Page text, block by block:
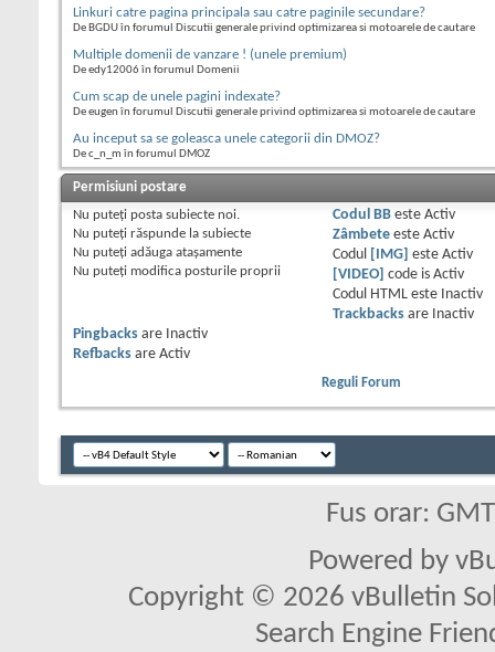
Linkuri catre pagina principala sau catre paginile secundare?
De BGDU în forumul Discutii generale privind optimizarea si motoarele de cautare
Multiple domenii de vanzare ! (unele premium)
De edy12006 în forumul Domenii
Cum scap de unele pagini indexate?
De eugen în forumul Discutii generale privind optimizarea si motoarele de cautare
Au inceput sa se goleasca unele categorii din DMOZ?
De c_n_m în forumul DMOZ
Permisiuni postare
Nu puteţi posta subiecte noi.
Nu puteţi răspunde la subiecte
Nu puteţi adăuga ataşamente
Nu puteţi modifica posturile proprii
Codul BBeste Activ
Zâmbeteeste Activ
Codul
[IMG] este Activ
[VIDEO]
code is Activ
Codul HTML este
Inactiv
Trackbacksare
Inactiv
Pingbacks are
Inactiv
Refbacks are Activ
Reguli Forum
Fus orar:
Powered by
Copyright © 2026 vBulletin
Search Engine